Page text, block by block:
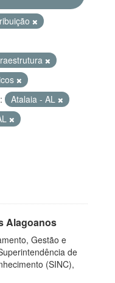
Atalaia - AL
Alagoanos
Gestão e
de
(SINC),